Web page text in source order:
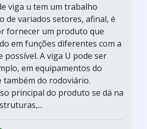
viga u tem um trabalho
de variados setores, afinal, é
fornecer um produto que
em funções diferentes com a
possível. A viga U pode ser
em equipamentos do
também do rodoviário.
principal do produto se dá na